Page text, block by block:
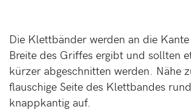
Die Klettbänder werden an die
Breite des Griffes ergibt und sollten
kürzer abgeschnitten werden. Nähe
flauschige Seite des Klettbandes
knappkantig auf.